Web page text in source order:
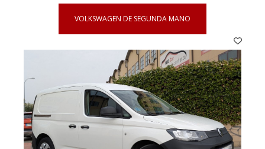
VOLKSWAGEN DE SEGUNDA MANO